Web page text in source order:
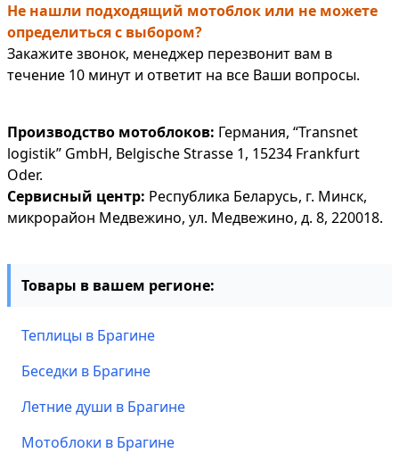
Не нашли подходящий мотоблок или не можете
определиться с выбором?
Закажите звонок, менеджер перезвонит вам в
течение 10 минут и ответит на все Ваши вопросы.
Производство мотоблоков: Германия, “Transnet
logistik” GmbH, Belgische Strasse 1, 15234 Frankfurt
Oder.
Сервисный центр: Республика Беларусь, г. Минск,
микрорайон Медвежино, ул. Медвежино, д. 8, 220018.
Товары в вашем регионе:
Теплицы в Брагине
Беседки в Брагине
Летние души в Брагине
Мотоблоки в Брагине